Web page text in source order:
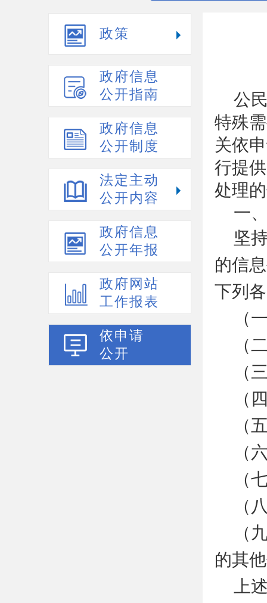
政策
政府信息
公开指南
政府信息
公开制度
法定主动
公开内容
政府信息
公开年报
政府网站
工作报表
依申请
公开
公
特殊
关依
行提
处理
一
坚
的信
下列
（
（
（
（
（
（
（
（
（
的其
上